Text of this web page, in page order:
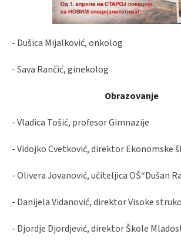
- Dušica Mijalković, onkolog
- Sava Rančić, ginekolog
Obrazovanje
- Vladica Tošić, profesor Gimnazije
- Vidojko Cvetković, direktor Ekonomske
- Olivera Jovanović, učiteljica OŠ“Dušan
- Danijela Vidanović, direktor Visoke
- Djordje Djordjević, direktor Škole